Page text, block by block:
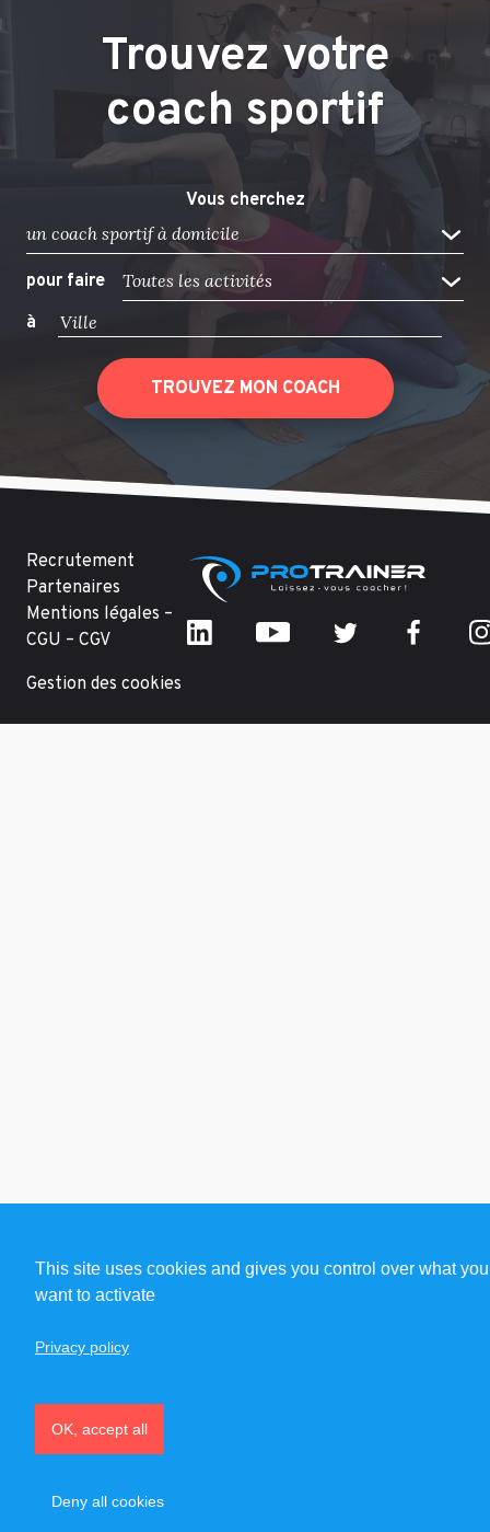
Trouvez votre
coach sportif
Vous cherchez
un coach sportif à domicile
pour faire
Toutes les activités
à
TROUVEZ MON COACH
Recrutement
Partenaires
Mentions légales –
CGU – CGV
Gestion des cookies
This site uses cookies and gives you control over what you
want to activate
OK, accept all
Deny all cookies
Privacy policy